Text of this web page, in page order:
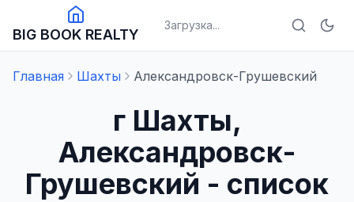
BIG BOOK REALTY
Загрузка...
Главная Шахты Александровск-Грушевский
г Шахты,
Александровск-
Грушевский - список